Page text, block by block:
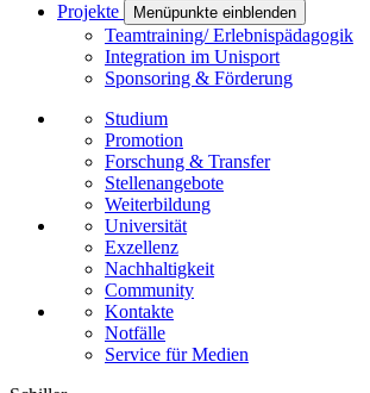
Projekte
Menüpunkte einblenden
Teamtraining/ Erlebnispädagogik
Integration im Unisport
Sponsoring & Förderung
Studium
Promotion
Forschung & Transfer
Stellenangebote
Weiterbildung
Universität
Exzellenz
Nachhaltigkeit
Community
Kontakte
Notfälle
Service für Medien